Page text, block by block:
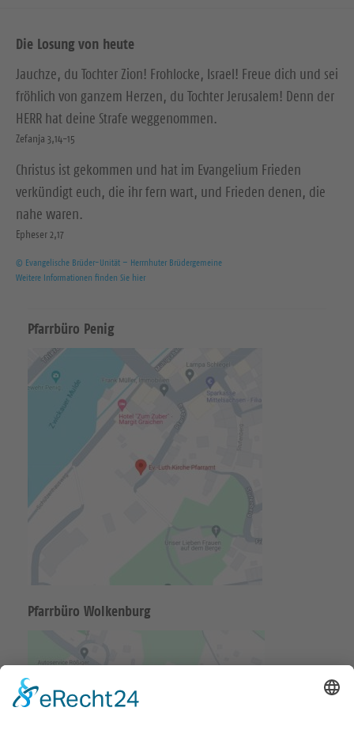
Die Losung von heute
Jauchze, du Tochter Zion! Frohlocke, Israel! Freue dich und sei
fröhlich von ganzem Herzen, du Tochter Jerusalem! Denn der
HERR hat deine Strafe weggenommen.
Zefanja 3,14-15
Christus ist gekommen und hat im Evangelium Frieden
verkündigt euch, die ihr fern wart, und Frieden denen, die
nahe waren.
Epheser 2,17
© Evangelische Brüder-Unität – Herrnhuter Brüdergemeine
Weitere Informationen finden Sie hier
Pfarrbüro Penig
Pfarrbüro Wolkenburg